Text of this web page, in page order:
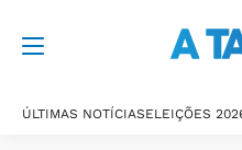
ÚLTIMAS NOTÍCIASELEIÇÕES